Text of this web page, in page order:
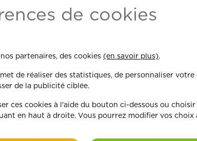
Le 15 juin prochain sa
plus précisément dans la
clients et témoin de
ans d’expertise pour
de cookies
partenaires, des cookies (en savoir plus).
de réaliser des statistiques, de personnaliser votre
de la publicité ciblée.
ces cookies à l'aide du bouton ci-dessous ou
en haut à droite. Vous pourrez modifier vos choix